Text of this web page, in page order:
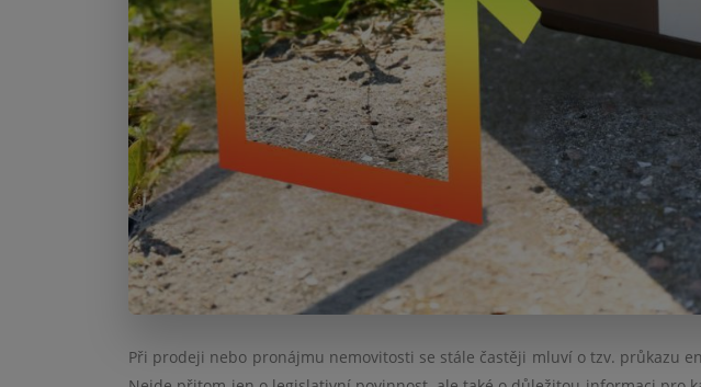
Při prodeji nebo pronájmu nemovitosti se stále častěji mluví o tzv. průkazu